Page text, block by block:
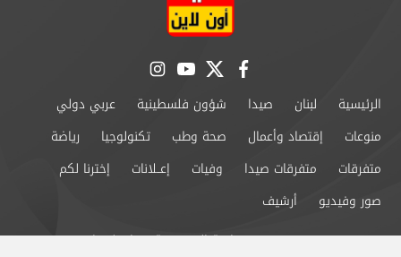
facebook
twitter
youtube
instagram
الرئيسية لبنان صيدا شؤون فلسطينية
عربي دولي
منوعات
إقتصاد وأعمال صحة وطب تكنولوجيا
رياضة
متفرقات
متفرقات صيدا وفيات إعــلانات
إخترنا لكم
صور وفيديو
أرشيف
من نحن
سياسة الخصوصية اتصل بنا